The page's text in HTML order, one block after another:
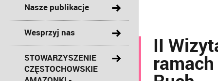
Nasze publikacje
Wesprzyj nas
STOWARZYSZENIE
CZĘSTOCHOWSKIE
II